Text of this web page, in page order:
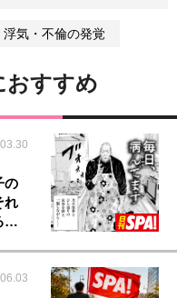
浮気・不倫の発覚
おすすめ
の
れ
…